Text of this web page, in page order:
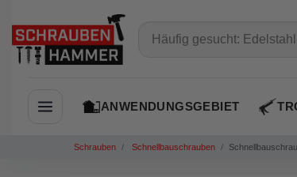
Navigation öffnen
ANWENDUNGSGEBIET
Schrauben Schnellbauschrauben